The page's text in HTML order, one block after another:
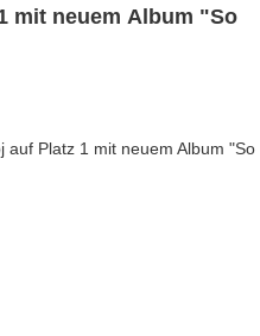
mit neuem Album "So